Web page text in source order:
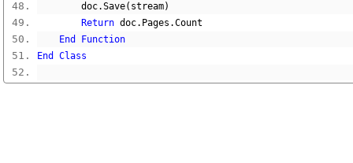
        doc
.Save( stream)
Return doc. Pages .Count
End
Function
End
Class